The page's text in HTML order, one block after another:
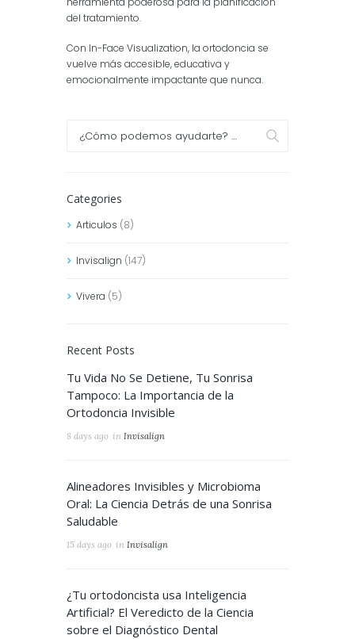
del tratamiento.
Con In-Face Visualization, la ortodoncia se
vuelve más accesible, educativa y
emocionalmente impactante que nunca.
Categories
Articulos (8)
Invisalign (147)
Vivera (5)
Recent Posts
Tu Vida No Se Detiene, Tu Sonrisa
Tampoco: La Importancia de la
Ortodoncia Invisible
8 days ago in Invisalign
Alineadores Invisibles y Microbioma
Oral: La Ciencia Detrás de una Sonrisa
Saludable
15 days ago in Invisalign
¿Tu ortodoncista usa Inteligencia
Artificial? El Veredicto de la Ciencia
sobre el Diagnóstico Dental